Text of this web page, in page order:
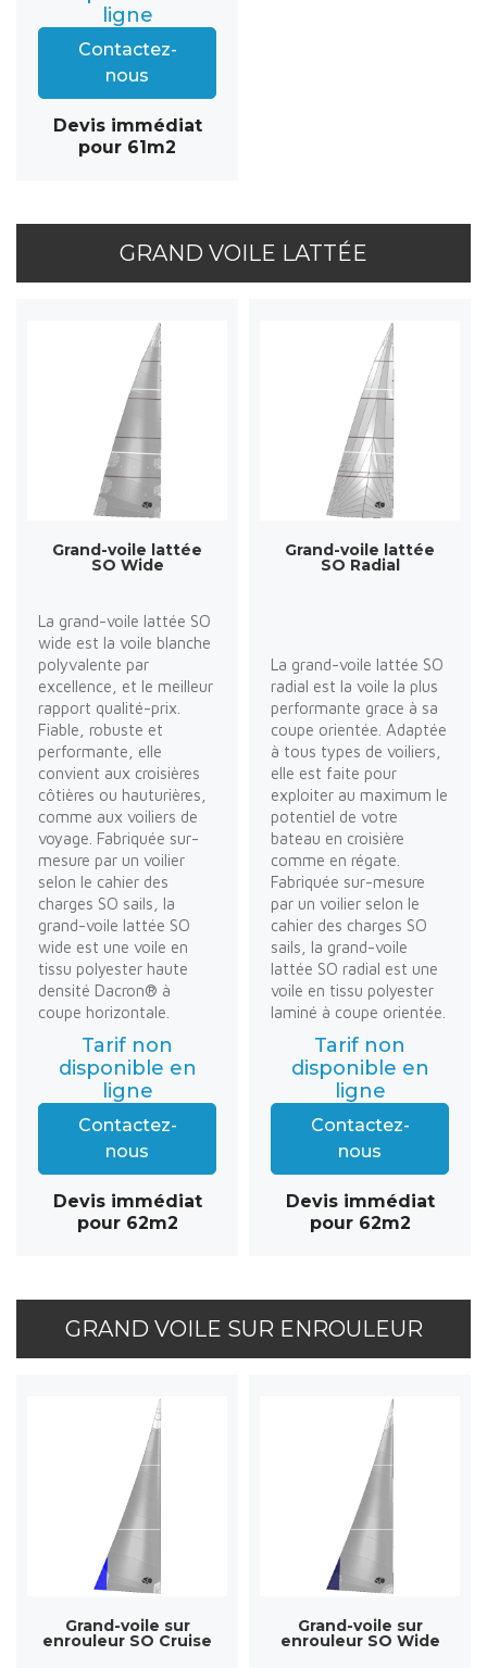
ligne
Contactez-
nous
Devis immédiat
pour 61m2
GRAND VOILE LATTÉE
Grand-voile lattée
SO Wide
La grand-voile lattée SO
wide est la voile blanche
polyvalente par
excellence, et le meilleur
rapport qualité-prix.
Fiable, robuste et
performante, elle
convient aux croisières
côtières ou hauturières,
comme aux voiliers de
voyage. Fabriquée sur-
mesure par un voilier
selon le cahier des
charges SO sails, la
grand-voile lattée SO
wide est une voile en
tissu polyester haute
densité Dacron® à
coupe horizontale.
Tarif non
disponible en
ligne
Contactez-
nous
Devis immédiat
pour 62m2
Grand-voile lattée
SO Radial
La grand-voile lattée SO
radial est la voile la plus
performante grace à sa
coupe orientée. Adaptée
à tous types de voiliers,
elle est faite pour
exploiter au maximum le
potentiel de votre
bateau en croisière
comme en régate.
Fabriquée sur-mesure
par un voilier selon le
cahier des charges SO
sails, la grand-voile
lattée SO radial est une
voile en tissu polyester
laminé à coupe orientée.
Tarif non
disponible en
ligne
Contactez-
nous
Devis immédiat
pour 62m2
GRAND VOILE SUR ENROULEUR
Grand-voile sur
enrouleur SO Cruise
Grand-voile sur
enrouleur SO Wide